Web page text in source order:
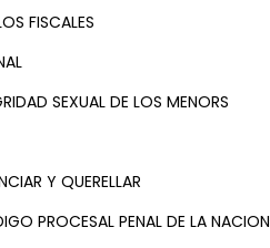
FISCALES
SEXUAL DE LOS MENORS
Y QUERELLAR
PROCESAL PENAL DE LA NACION